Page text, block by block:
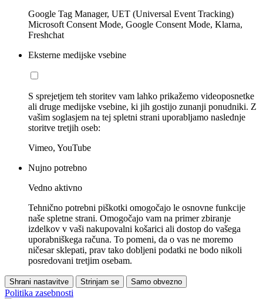
Google Tag Manager, UET (Universal Event Tracking)
Microsoft Consent Mode, Google Consent Mode, Klarna,
Freshchat
Eksterne medijske vsebine
S sprejetjem teh storitev vam lahko prikažemo videoposnetke
ali druge medijske vsebine, ki jih gostijo zunanji ponudniki. Z
vašim soglasjem na tej spletni strani uporabljamo naslednje
storitve tretjih oseb:
Vimeo, YouTube
Nujno potrebno
Vedno aktivno
Tehnično potrebni piškotki omogočajo le osnovne funkcije
naše spletne strani. Omogočajo vam na primer zbiranje
izdelkov v vaši nakupovalni košarici ali dostop do vašega
uporabniškega računa. To pomeni, da o vas ne moremo
ničesar sklepati, prav tako dobljeni podatki ne bodo nikoli
posredovani tretjim osebam.
Shrani nastavitve Strinjam se Samo obvezno
Politika zasebnosti